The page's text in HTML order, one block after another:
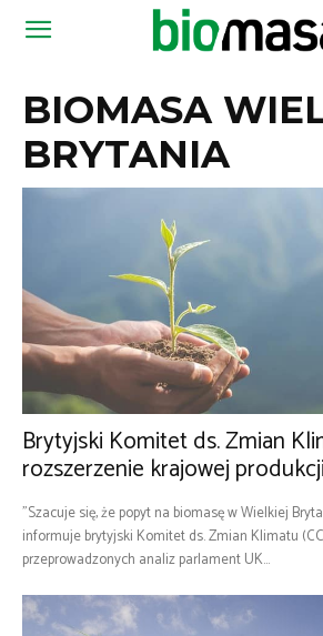
Magazyn
BIOMASA
BRYTANIA
Brytyjski Komitet ds. Zmian
rozszerzenie krajowej
"Szacuje się, że popyt na biomasę w Wielkiej
informuje brytyjski Komitet ds. Zmian Klimatu
przeprowadzonych analiz parlament UK...